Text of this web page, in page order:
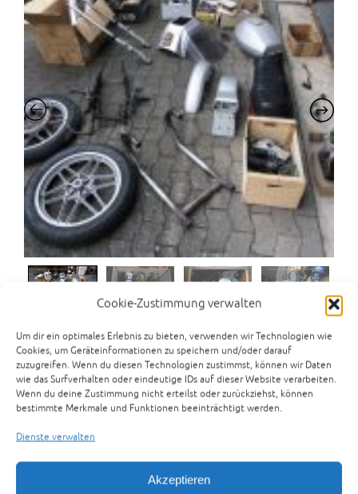
Cookie-Zustimmung verwalten
Um dir ein optimales Erlebnis zu bieten, verwenden wir Technologien wie
Cookies, um Geräteinformationen zu speichern und/oder darauf
zuzugreifen. Wenn du diesen Technologien zustimmst, können wir Daten
wie das Surfverhalten oder eindeutige IDs auf dieser Website verarbeiten.
Wenn du deine Zustimmung nicht erteilst oder zurückziehst, können
bestimmte Merkmale und Funktionen beeinträchtigt werden.
Dienste verwalten
Akzeptieren
Moto Guzzi V65 PG Ur-Modell
Moto Guzzi V65 PG Ur-Modell Ersatzteile
Kategorien:ANDERE TEILETRÄGER
Rezensionen (0)